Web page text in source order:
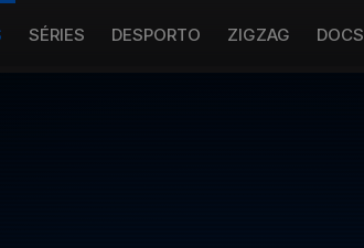
SÉRIES DESPORTO ZIGZAG DOCS